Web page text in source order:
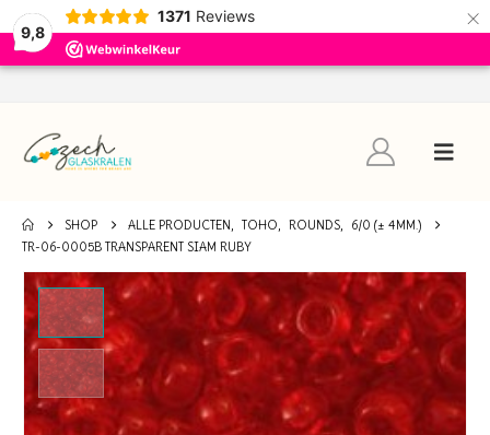
9,8
1371 Reviews ×
SHOP ALLE PRODUCTEN, TOHO, ROUNDS,
6/0 (± 4MM.)
TR-06-0005B TRANSPARENT SIAM RUBY